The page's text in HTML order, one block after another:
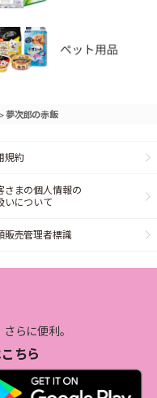
>夢次郎の赤飯
規約
さまの個人情報の
いについて
販売管理者標識
らに便利。
ちら